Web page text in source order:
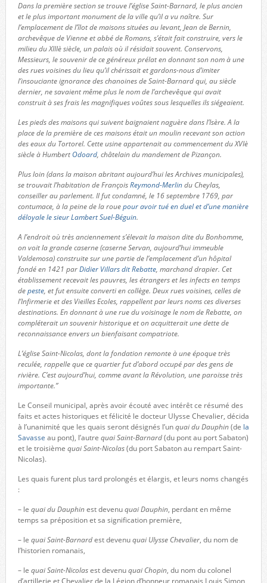
Dans la première section se trouve l’église Saint-Barnard, le plus ancien
et le plus important monument de la ville qu’il a vu naître. Sur
l’emplacement de l’îlot de maisons situées au levant, Jean de Bernin,
archevêque de Vienne et abbé de Romans, s’était fait construire, vers le
milieu du XIIIè siècle, un palais où il résidait souvent. Conservons,
Messieurs, le souvenir de ce généreux prélat en donnant son nom à une
des rues voisines du lieu qu’il chérissait et gardons-nous d’imiter
l’insouciante ignorance des chanoines de Saint-Barnard qui, au siècle
dernier, ne savaient même plus le nom de l’archevêque qui avait
construit à ses frais les magnifiques voûtes sous lesquelles ils siégeaient.
Les pieds des maisons qui suivent baignaient naguère dans l’Isère. A la
place de la première de ces maisons était un moulin recevant son action
des eaux du Tortorel. Cette usine appartenait au commencement du XVIè
siècle à Humbert Odoard, châtelain du mandement de Pizançon.
Plus loin (dans la maison abritant aujourd’hui les Archives municipales),
se trouvait l’habitation de FrançoisReymond-Merlindu Cheylas,
conseiller au parlement. Il fut condamné, le 16 septembre 1769, par
contumace, à la peine de la rouepour avoir tué en duel et d’une manière
déloyale le sieur Lambert Suel-Béguin.
A l’endroit où très anciennement s’élevait la maison dite du Bonhomme,
on voit la grande caserne (caserne Servan, aujourd’hui immeuble
Valdemosa) construite sur une partie de l’emplacement d’un hôpital
fondé en 1421 parDidier Villars dit Rebatte, marchand drapier. Cet
établissement recevait les pauvres, les étrangers et les infects en temps
depeste, et fut ensuite converti en collège. Deux rues voisines, celles de
l’Infirmerie et des Vieilles Ecoles, rappellent par leurs noms ces diverses
destinations. En donnant à une rue du voisinage le nom de Rebatte, on
compléterait un souvenir historique et on acquitterait une dette de
reconnaissance envers un bienfaisant compatriote.
L’église Saint-Nicolas, dont la fondation remonte à une époque très
reculée, rappelle que ce quartier fut d’abord occupé par des gens de
rivière. C’est aujourd’hui, comme avant la Révolution, une paroisse très
importante.”
Le Conseil municipal, après avoir écouté avec intérêt ce résumé des
faits et actes historiques et félicité le docteur Ulysse Chevalier, décida
à l’unanimité que les quais seront désignés l’unquai du Dauphin(de la
Savasse au pont), l’autre quai Saint-Barnard(du pont au port Sabaton)
et le troisième quai Saint-Nicolas(du port Sabaton au rempart Saint-
Nicolas).
Les quais furent plus tard prolongés et élargis, et leurs noms changés
:
– le quai du Dauphinest devenuquai Dauphin, perdant en même
temps sa préposition et sa signification première,
– le quai Saint-Barnardest devenuquai Ulysse Chevalier, du nom de
l’historien romanais,
– le quai Saint-Nicolasest devenuquai Chopin, du nom du colonel
d’artillerie et Chevalier de la Légion d’honneur romanais Louis Simon